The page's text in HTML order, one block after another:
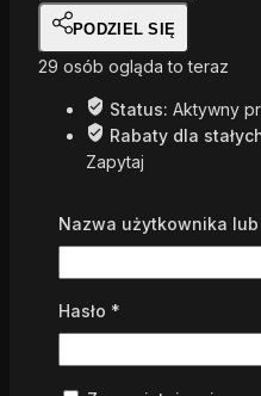
PODZIEL SIĘ
29 osób ogląda to teraz
Status: Aktywny
Rabaty dla
Zapytaj
Nazwa użytkownika
Hasło *